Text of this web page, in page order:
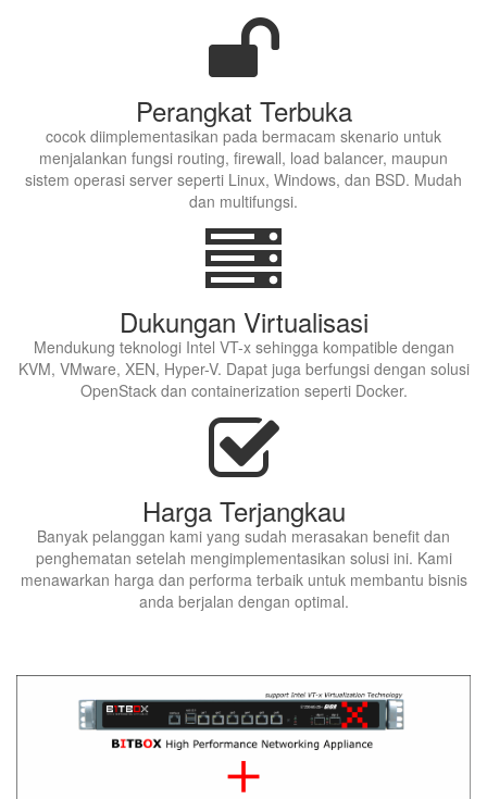
Perangkat Terbuka
cocok diimplementasikan pada bermacam skenario untuk
menjalankan fungsi routing, firewall, load balancer, maupun
sistem operasi server seperti Linux, Windows, dan BSD. Mudah
dan multifungsi.
Dukungan Virtualisasi
Mendukung teknologi Intel VT-x sehingga kompatible dengan
KVM, VMware, XEN, Hyper-V. Dapat juga berfungsi dengan solusi
OpenStack dan containerization seperti Docker.
Harga Terjangkau
Banyak pelanggan kami yang sudah merasakan benefit dan
penghematan setelah mengimplementasikan solusi ini. Kami
menawarkan harga dan performa terbaik untuk membantu bisnis
anda berjalan dengan optimal.